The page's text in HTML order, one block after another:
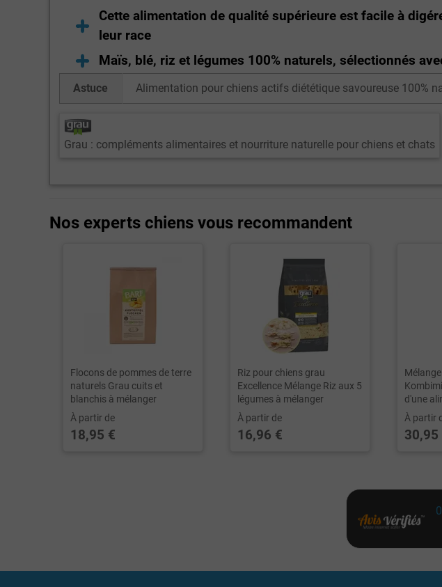
Cette alimentation de qualité supérieure est facile à
leur race
Maïs, blé, riz et légumes 100% naturels, sélectionnés
Astuce Alimentation pour chiens actifs diététique savoureuse 100%
Grau : compléments alimentaires et nourriture naturelle pour chiens et chats
Nos experts chiens vous recommandent
Flocons de pommes de terre
naturels Grau cuits et
blanchis à mélanger
À partir de
18,95 €
Riz pour chiens grau
Excellence Mélange Riz aux 5
légumes à mélanger
À partir de
16,96 €
d'une
À partir
30,95
0